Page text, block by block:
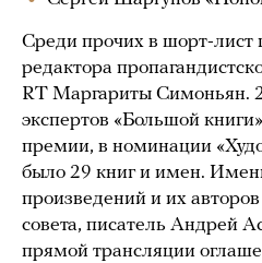
Среди прочих в шорт-лист
редактора
RT Маргариты Симоньян.
экспертов «Большой книги»
премии, в номинации
было 29 книг и имен.
произведений и их
совета, писатель Андрей
прямой трансляции